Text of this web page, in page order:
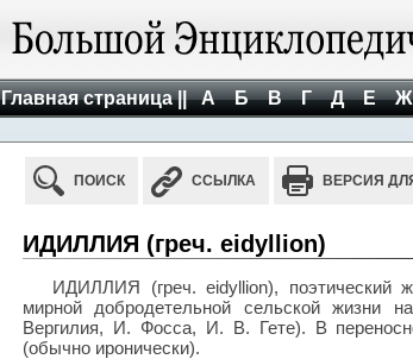
Главная страница || А Б В Г Д Е
ПОИСК ССЫЛКА ВЕРСИЯ
ИДИЛЛИЯ (греч. eidyllion)
ИДИЛЛИЯ (греч. eidyllion), поэтический
мирной добродетельной сельской жизни
Вергилия, И. Фосса, И. В. Гете). В
(обычно иронически).